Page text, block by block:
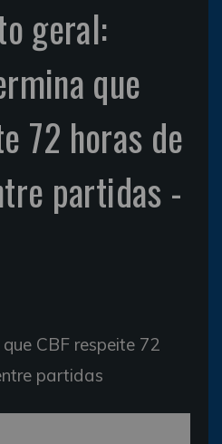
geral:
que
72 horas de
partidas -
CBF respeite 72
partidas